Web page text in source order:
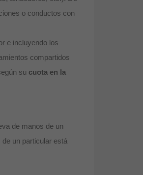
o conductos con
e incluyendo los
compartidos
su cuota en la
de manos de un
un particular está